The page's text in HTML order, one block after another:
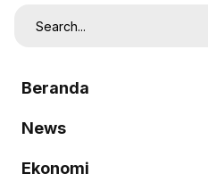
Beranda
News
Ekonomi